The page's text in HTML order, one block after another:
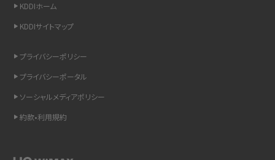
スマホのウィジェットとは？iPhone・Androidの設定方法やおススメを紹介
インスタのDMの送り方は？便利機能の使い方や注意点をわかりやすく解説
Bluetooth®とは？Wi-Fiとの違いやスマホ・PCとの接続方法を解説
KDDIホーム
KDDIサイトマップ
プライバシーポリシー
プライバシーポータル
ソーシャルメディアポリシー
約款•利用規約